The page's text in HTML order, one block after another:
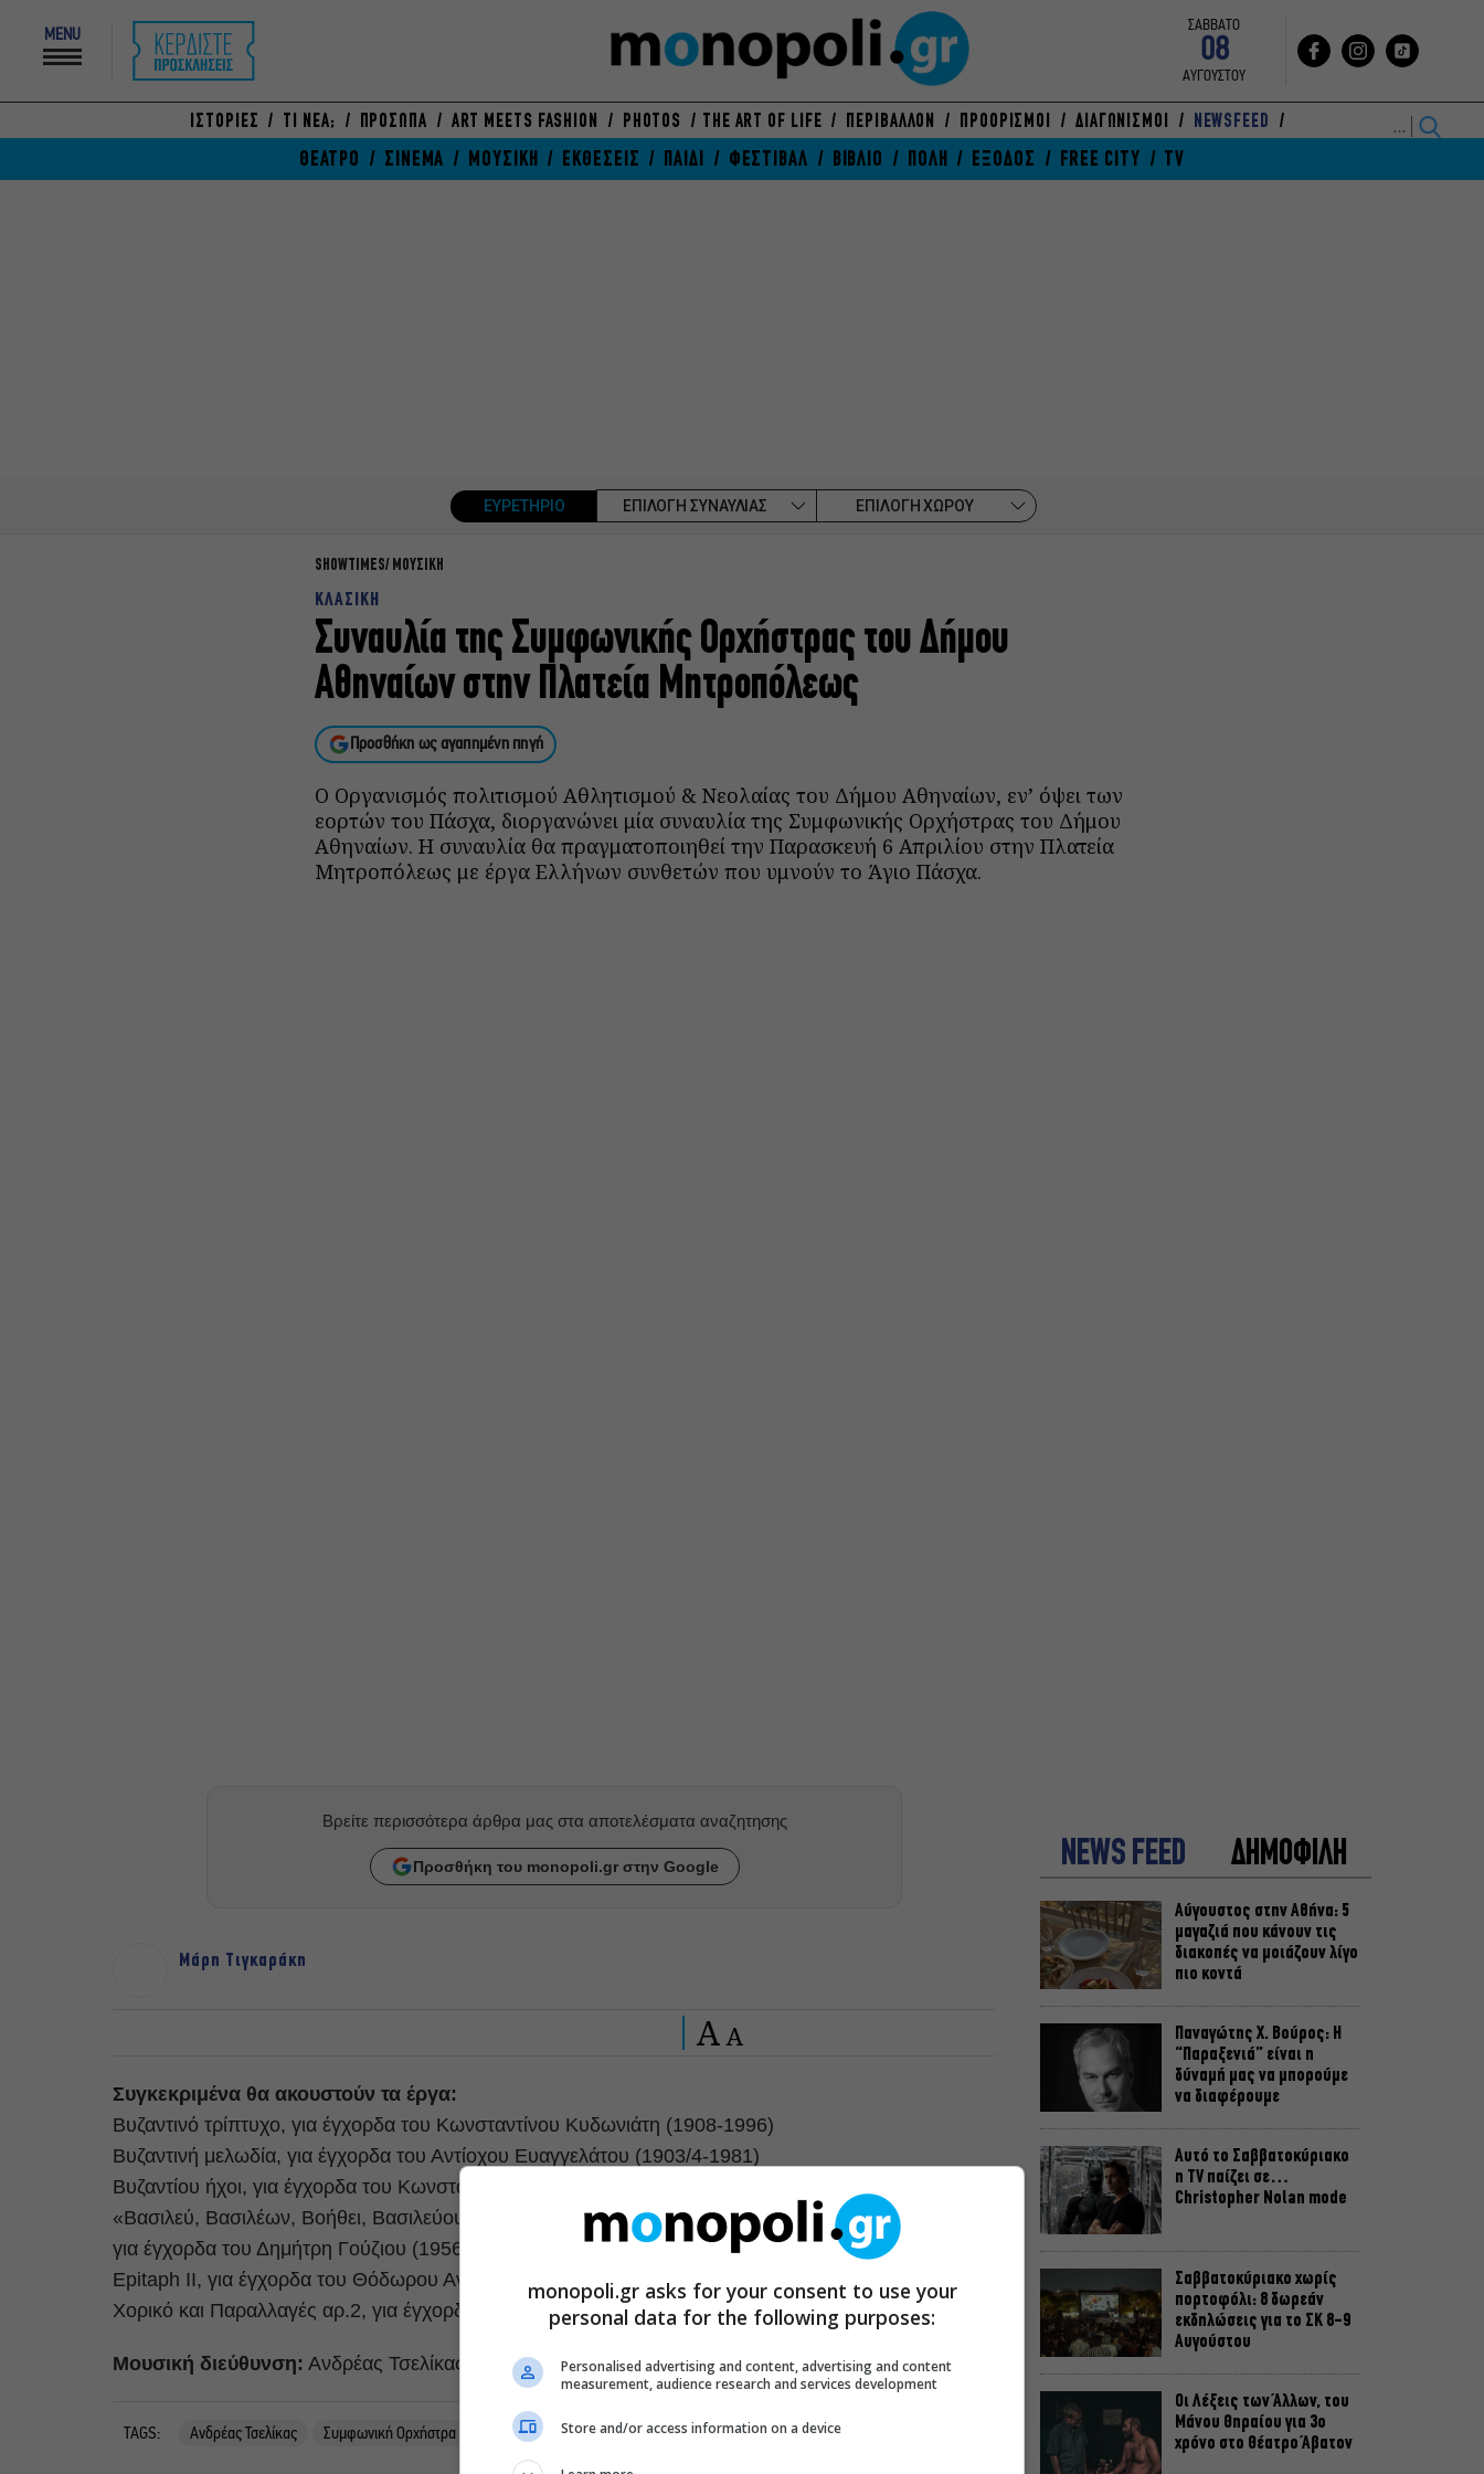
MENU
ΣΑΒΒΑΤΟ
08
ΑΥΓΟΥΣΤΟΥ
ΙΣΤΟΡΙΕΣ ΤΙ ΝΕΑ; ΠΡΟΣΩΠΑ ART MEETS FASHION PHOTOS THE ART OF LIFE ΠΕΡΙΒΑΛΛΟΝ ΠΡΟΟΡΙΣΜΟΙ ΔΙΑΓΩΝΙΣΜΟΙ NEWSFEED
ΘΕΑΤΡΟ ΣΙΝΕΜΑ ΜΟΥΣΙΚΗ ΕΚΘΕΣΕΙΣ ΠΑΙΔΙ ΦΕΣΤΙΒΑΛ ΒΙΒΛΙΟ ΠΟΛΗ ΕΞΟΔΟΣ FREE CITY TV
ΕΥΡΕΤΗΡΙΟ ΕΠΙΛΟΓΗ ΣΥΝΑΥΛΙΑΣ ΕΠΙΛΟΓΗ ΧΩΡΟΥ
SHOWTIMES ΜΟΥΣΙΚΗ
ΚΛΑΣΙΚΗ
Συναυλία της Συμφωνικής Ορχήστρας του Δήμου
Αθηναίων στην Πλατεία Μητροπόλεως
Προσθήκη ως αγαπημένη πηγή
Ο Οργανισμός πολιτισμού Αθλητισμού & Νεολαίας του Δήμου Αθηναίων, εν’ όψει των
εορτών του Πάσχα, διοργανώνει μία συναυλία της Συμφωνικής Ορχήστρας του Δήμου
Αθηναίων. Η συναυλία θα πραγματοποιηθεί την Παρασκευή 6 Απριλίου στην Πλατεία
Μητροπόλεως με έργα Ελλήνων συνθετών που υμνούν το Άγιο Πάσχα.
Βρείτε περισσότερα άρθρα μας στα αποτελέσματα αναζητησης
Προσθήκη του monopoli.gr στην Google
Μάρη Τιγκαράκη
A A
Συγκεκριμένα θα ακουστούν τα έργα:
Βυζαντινό τρίπτυχο, για έγχορδα του Κωνσταντίνου Κυδωνιάτη (1908-1996)
Βυζαντινή μελωδία, για έγχορδα του Αντίοχου Ευαγγελάτου (1903/4-1981)
Βυζαντίου ήχοι, για έγχορδα του Κωνσταντίνου Γρηγορίου (1974)
«Βασιλεύ, Βασιλέων, Βοήθει, Βασιλεύουσαν», «Η φλόγα του Σταυρού» από τη Βυζαντινή Ραψωδία,
για έγχορδα του Δημήτρη Γούζιου (1956)
Epitaph II, για έγχορδα του Θόδωρου Αντωνίου (1935)
Χορικό και Παραλλαγές αρ.2, για έγχορδα του Πέτρου Πετρίδη (1892-1977)
Μουσική διεύθυνση: Ανδρέας Τσελίκας
TAGS: Ανδρέας Τσελίκας Συμφωνική Ορχήστρα Δήμου Αθηναίων
NEWS FEED ΔΗΜΟΦΙΛΗ
Αύγουστος στην Αθήνα: 5
μαγαζιά που κάνουν τις
διακοπές να μοιάζουν λίγο
πιο κοντά
Παναγώτης Χ. Βούρος: Η
“Παραξενιά” είναι η
δύναμή μας να μπορούμε
να διαφέρουμε
Αυτό το Σαββατοκύριακο
η TV παίζει σε…
Christopher Nolan mode
Σαββατοκύριακο χωρίς
πορτοφόλι: 8 δωρεάν
εκδηλώσεις για το ΣΚ 8-9
Αυγούστου
Οι Λέξεις των Άλλων, του
Μάνου Θηραίου για 3ο
χρόνο στο Θέατρο Άβατον
monopoli.gr asks for your consent to use your
personal data for the following purposes:
Personalised advertising and content, advertising and content
measurement, audience research and services development
Store and/or access information on a device